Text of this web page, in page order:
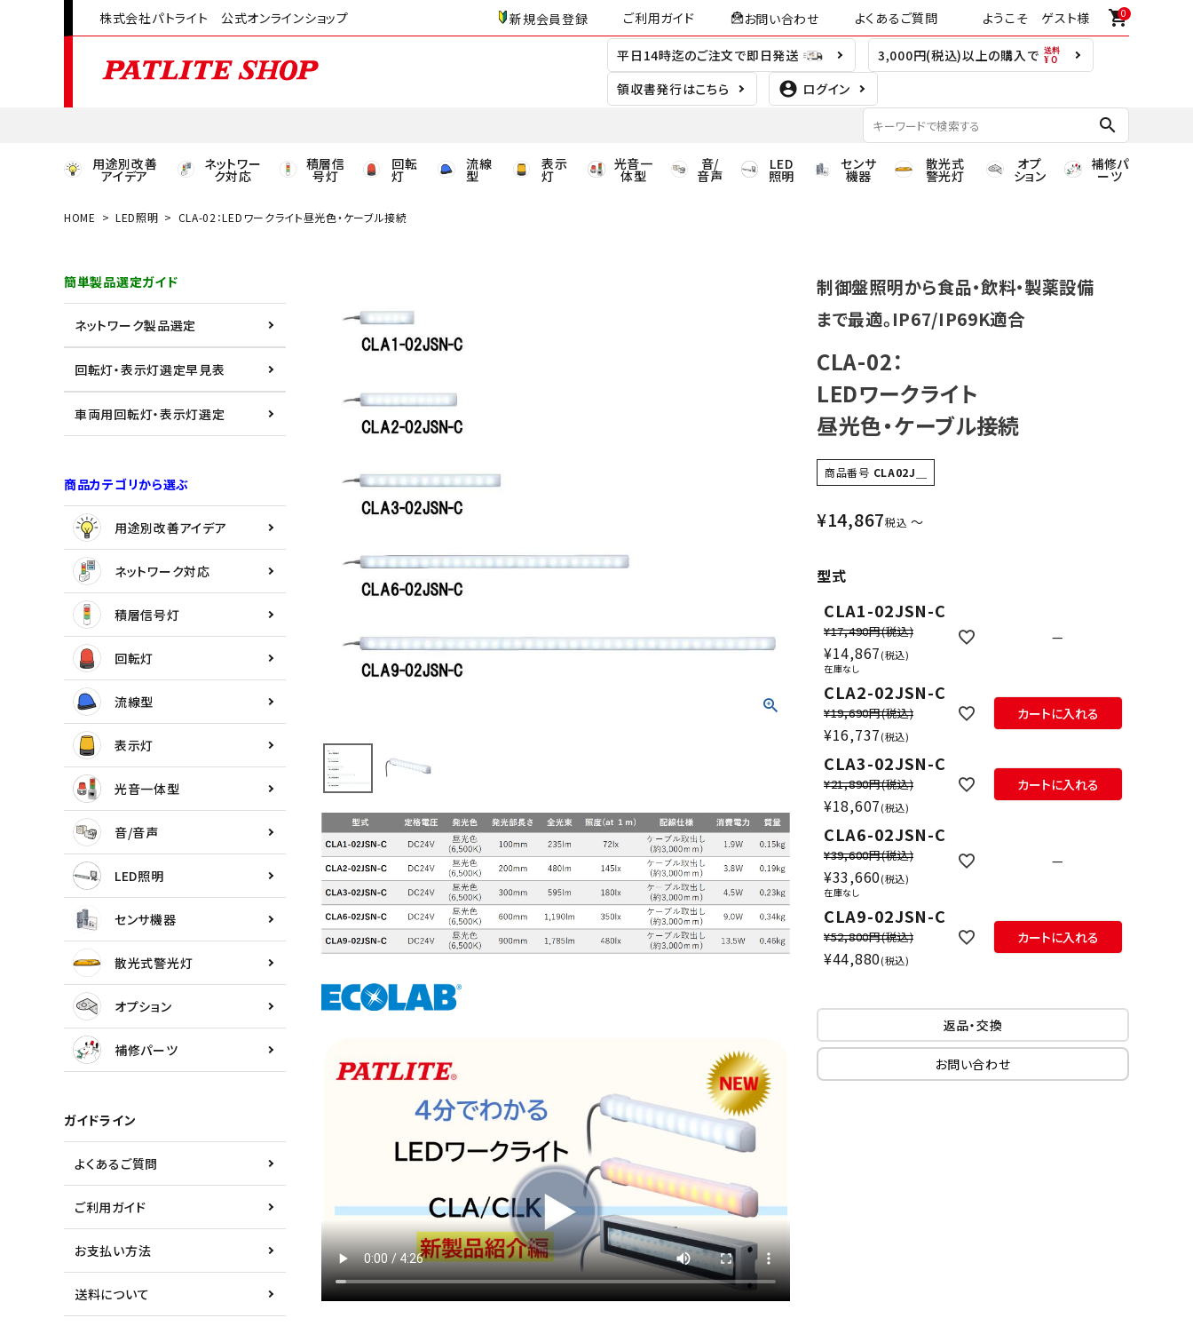
株式会社パトライト 公式オンラインショップ 新規会員登録 ご利用ガイド お問い合わせ よくあるご質問 ようこそ ゲスト様 0
shopping_cart
平日14時迄のご注文で即日発送
3,000円(税込)以上の購入で
領収書発行はこちら
ログイン
search
用途別改善
アイデア
ネットワー
ク対応
積層信
号灯
回転
灯
流線
型
表示
灯
光音一
体型
音/
音声
LED
照明
センサ
機器
散光式
警光灯
オプ
ション
補修パ
ーツ
ACCOUNT MENU
person
用途別改善アイデア
積層信号灯
回転灯
流線型
表示灯
光音一体型
音/音声
LED照明
センサ機器
散光式警光灯
オプション
補修パーツ
製品選定の仕方
ガイドライン
HOME LED照明 CLA-02：LEDワークライト昼光色・ケーブル接続
簡単製品選定ガイド
ネットワーク製品選定
回転灯・表示灯選定早見表
車両用回転灯・表示灯選定
商品カテゴリから選ぶ
用途別改善アイデア
ネットワーク対応
積層信号灯
回転灯
流線型
表示灯
光音一体型
音/音声
LED照明
センサ機器
散光式警光灯
オプション
補修パーツ
ガイドライン
よくあるご質問
ご利用ガイド
お支払い方法
送料について
制御盤照明から食品・飲料・製薬設備
まで最適。IP67/IP69K適合
CLA-02：
LEDワークライト
昼光色・ケーブル接続
商品番号 CLA02J＿
¥14,867税込 〜
型式
CLA1-02JSN-C
¥17,490円(税込)
¥14,867 税込
在庫なし
—
CLA2-02JSN-C
¥19,690円(税込)
¥16,737 税込
カートに入れる
CLA3-02JSN-C
¥21,890円(税込)
¥18,607 税込
カートに入れる
CLA6-02JSN-C
¥39,600円(税込)
¥33,660 税込
在庫なし
—
CLA9-02JSN-C
¥52,800円(税込)
¥44,880 税込
カートに入れる
返品・交換
お問い合わせ